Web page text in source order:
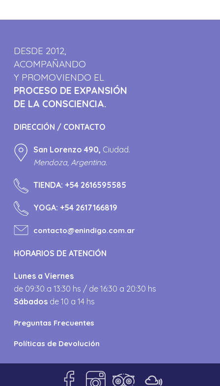
DESDE 2012,
ACOMPAÑANDO
Y PROMOVIENDO EL
PROCESO DE EXPANSIÓN
DE LA CONSCIENCIA.
DIRECCIÓN / CONTACTO
San Lorenzo 490, Ciudad.
Mendoza, Argentina.
TIENDA:+54 2616595585
YOGA:+54 2617166819
contacto@enindigo.com.ar
HORARIOS DE ATENCIÓN
Lunes a Viernes
de 09:30 a 13:30 hs / de 16:30 a 20:30 hs
Sábados de 10 a 14 hs
Preguntas Frecuentes
Políticas de Devolución